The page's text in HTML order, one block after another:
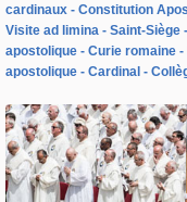
cardinaux
Constitution
Visite ad limina
Saint-Siège
apostolique
Curie romaine
apostolique
Cardinal